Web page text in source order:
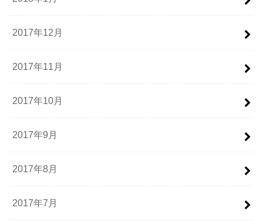
2017年12月
2017年11月
2017年10月
2017年9月
2017年8月
2017年7月